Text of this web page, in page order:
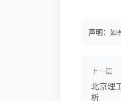
声明： 如
上一篇
北京理
析